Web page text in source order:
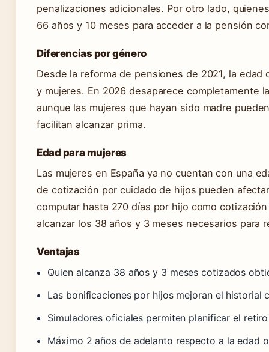
penalizaciones adicionales. Por otro lado,
66 años y 10 meses para acceder a la pensión
Diferencias por género
Desde la reforma de pensiones de 2021, la
y mujeres. En 2026 desaparece completamente
aunque las mujeres que hayan sido madre
facilitan alcanzar prima.
Edad para mujeres
Las mujeres en España ya no cuentan con una
de cotización por cuidado de hijos pueden
computar hasta 270 días por hijo como
alcanzar los 38 años y 3 meses necesarios para
Ventajas
Quien alcanza 38 años y 3 meses cotizados
Las bonificaciones por hijos mejoran el historial
Simuladores oficiales permiten planificar el
Máximo 2 años de adelanto respecto a la edad